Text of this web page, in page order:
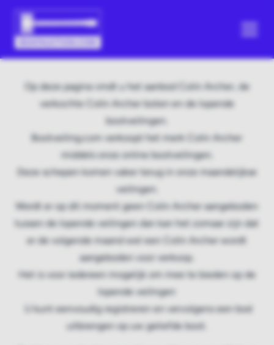
Op deze pagina vindt u het aanbod Colin Archer, de
verkochte Colin Archer boten en de lopende
bootveilingen.
Bootveiling.com verkoopt het merk Colin Archer
middels onze online bootveilingen.
Deze schepen komen vaker terug in onze maandelijkse
veilingen.
Wordt er op dit moment geen Colin Archer aangeboden
tussen de lopende veilingen dan kan het zomaar zijn dat
er de volgende maand wel een Colin Archer wordt
aangeboden voor verkoop.
Het is voor iedereen mogelijk om mee te bieden op de
lopende veilingen
U kunt eenvoudig registreren en vervolgens een bod
uitbrengen op uw geliefde boot.